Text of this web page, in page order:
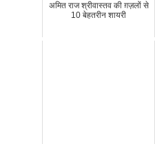
अमित राज श्रीवास्तव की ग़ज़लों से
10 बेहतरीन शायरी